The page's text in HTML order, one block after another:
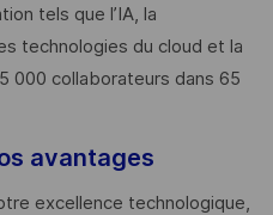
tels que l’IA, la
technologies du cloud et la
000 collaborateurs dans 65
avantages
excellence technologique,